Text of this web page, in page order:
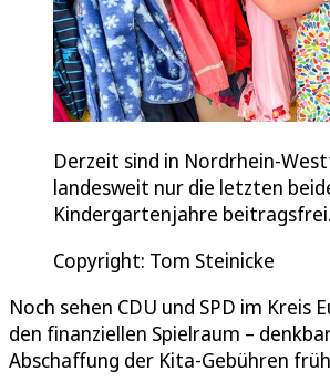
Derzeit sind in Nordrhein-
landesweit nur die letzten
Kindergartenjahre beitragsfrei.
Copyright: Tom Steinicke
Noch sehen CDU und SPD im Kreis
den finanziellen Spielraum –
Abschaffung der Kita-Gebühren